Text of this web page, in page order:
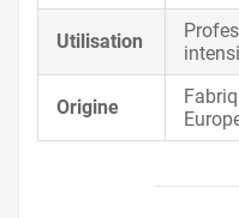
Utilisation
Origine